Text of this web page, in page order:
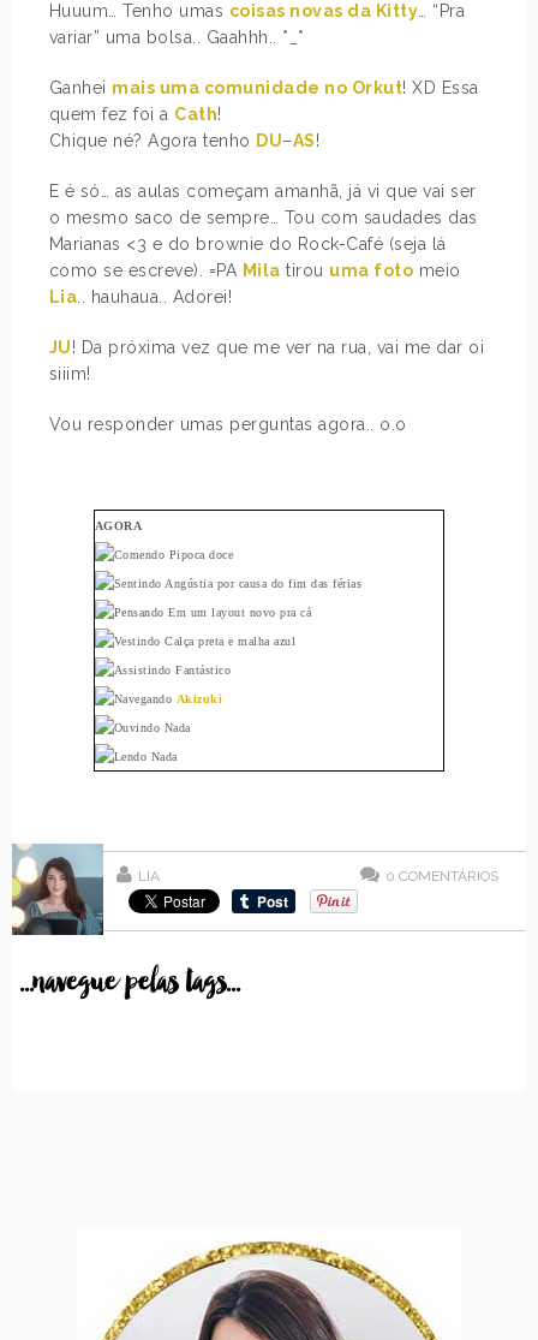
Huuum… Tenho umas coisas novas da Kitty … “Pra
variar” uma bolsa.. Gaahhh.. *_*
Ganhei mais uma comunidade no Orkut! XD Essa
quem fez foi a Cath!
Chique né? Agora tenho DU–AS!
E é só… as aulas começam amanhã, já vi que vai ser
o mesmo saco de sempre… Tou com saudades das
Marianas <3 e do brownie do Rock-Café (seja lá
como se escreve). =PA Mila tirou uma foto meio
Lia .. hauhaua.. Adorei!
JU! Da próxima vez que me ver na rua, vai me dar oi
siiim!
Vou responder umas perguntas agora.. o.o
AGORA
Pipoca doce
Angústia por causa do fim das férias
Em um layout novo pra cá
Calça preta e malha azul
Fantástico
Akizuki
Nada
Nada
LIA 0 COMENTÁRIOS
...navegue pelas tags...